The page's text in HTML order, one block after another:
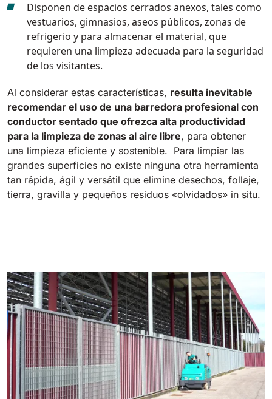
E110-R
1100 mm 8800 m²/h
Disponen de espacios cerrados anexos, tales como
vestuarios, gimnasios, aseos públicos, zonas de
refrigerio y para almacenar el material, que
requieren una limpieza adecuada para la seguridad
de los visitantes.
Al considerar estas características, resulta inevitable
recomendar el uso de una barredora profesional con
conductor sentado que ofrezca alta productividad
para la limpieza de zonas al aire libre, para obtener
una limpieza eficiente y sostenible. Para limpiar las
grandes superficies no existe ninguna otra herramienta
tan rápida, ágil y versátil que elimine desechos, follaje,
tierra, gravilla y pequeños residuos «olvidados» in situ.